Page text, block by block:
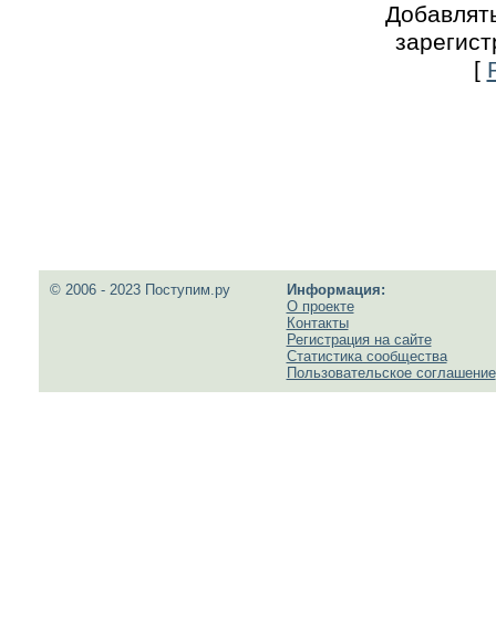
[
© 2006 - 2023 Поступим.ру
Информация:
О проекте
Контакты
Регистрация на сайте
Статистика сообщества
Пользовательское соглашение